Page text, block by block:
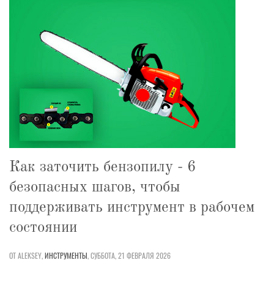
Как заточить бензопилу - 6
безопасных шагов, чтобы
поддерживать инструмент в рабочем
состоянии
ОТ ALEKSEY,ИНСТРУМЕНТЫ,СУББОТА, 21 ФЕВРАЛЯ 2026